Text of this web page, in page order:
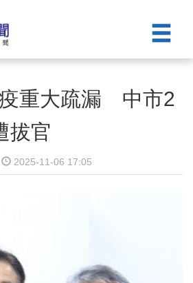
重大疏漏 中市2
拔官
2025-11-06 17:05